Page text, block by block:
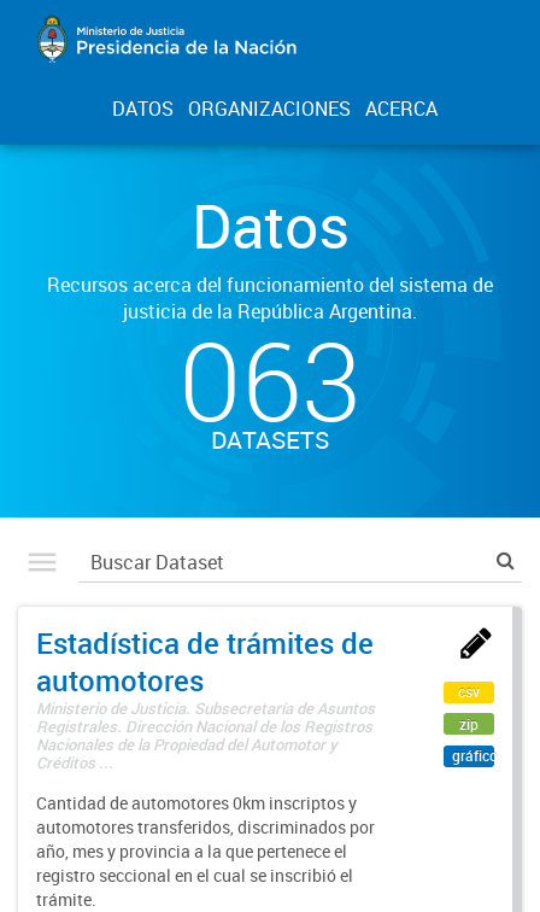
DATOS ORGANIZACIONES ACERCA
Datos
Recursos acerca del funcionamiento del sistema de
justicia de la República Argentina.
063
DATASETS
Estadística de trámites de
automotores
Ministerio de Justicia. Subsecretaría de Asuntos
Registrales. Dirección Nacional de los Registros
Nacionales de la Propiedad del Automotor y
Créditos ...
Cantidad de automotores 0km inscriptos y
automotores transferidos, discriminados por
año, mes y provincia a la que pertenece el
registro seccional en el cual se inscribió el
trámite.
csv
zip
gráfico